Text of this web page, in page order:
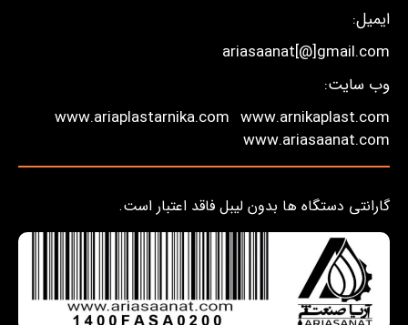
ایمیل:
ariasaanat[@]gmail.com
وب سایت:
www.arnikaplast.com
www.ariaplastarnika.com
www.ariasaanat.com
گارانتی دستگاه ها بدون لیبل فاقد اعتبار است.